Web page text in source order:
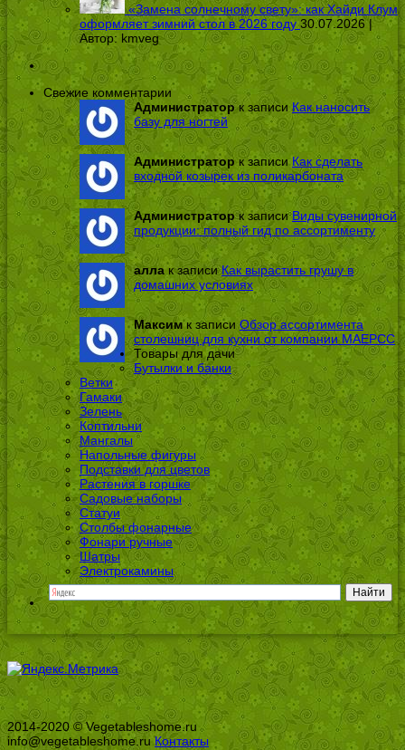
«Замена солнечному свету»: как Хайди Клум
оформляет зимний стол в 2026 году 30.07.2026 |
Автор: kmveg
Свежие комментарии
Администраторк записиКак наносить
базу для ногтей
Администраторк записиКак сделать
входной козырек из поликарбоната
Администраторк записиВиды сувенирной
продукции: полный гид по ассортименту
аллак записиКак вырастить грушу в
домашних условиях
Максимк записиОбзор ассортимента
столешниц для кухни от компании МАЕРСС
Товары для дачи
Бутылки и банки
Ветки
Гамаки
Зелень
Коптильни
Мангалы
Напольные фигуры
Подставки для цветов
Растения в горшке
Садовые наборы
Статуи
Столбы фонарные
Фонари ручные
Шатры
Электрокамины
2014-2020 © Vegetableshome.ru
info@vegetableshome.ruКонтакты